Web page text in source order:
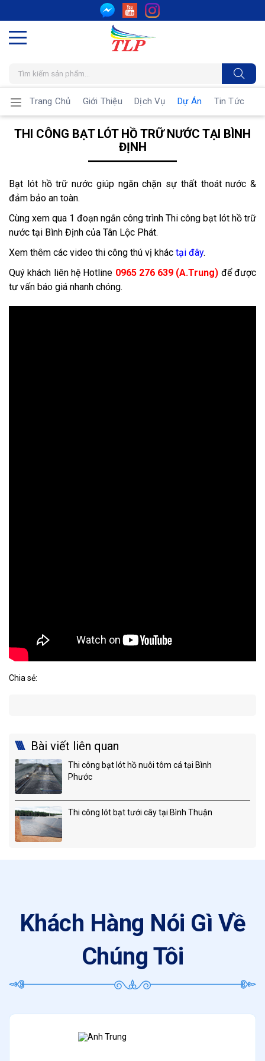
Trang Chủ Giới Thiệu Dịch Vụ Dự Án Tin Tức
THI CÔNG BẠT LÓT HỒ TRỮ NƯỚC TẠI BÌNH
ĐỊNH
Bạt lót hồ trữ nước giúp ngăn chặn sự thất thoát nước &
đảm bảo an toàn.
Cùng xem qua 1 đoạn ngắn công trình Thi công bạt lót hồ trữ
nước tại Bình Định của Tân Lộc Phát.
Xem thêm các video thi công thú vị khác tại đây.
Quý khách liên hệ Hotline 0965 276 639 (A.Trung) để được
tư vấn báo giá nhanh chóng.
Chia sẻ:
Bài viết liên quan
Thi công bạt lót hồ nuôi tôm cá tại Bình
Phước
Thi công lót bạt tưới cây tại Bình Thuận
Khách Hàng Nói Gì Về
Chúng Tôi